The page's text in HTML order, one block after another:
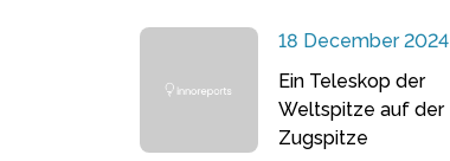
18 December 2024
Ein Teleskop der
Weltspitze auf der
Zugspitze